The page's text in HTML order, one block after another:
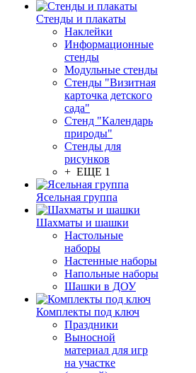
Стенды и плакаты
Наклейки
Информационные
стенды
Модульные стенды
Стенды "Визитная
карточка детского
сада"
Стенд "Календарь
природы"
Стенды для
рисунков
+ ЕЩЕ 1
Ясельная группа
Шахматы и шашки
Настольные
наборы
Настенные наборы
Напольные наборы
Шашки в ДОУ
Комплекты под ключ
Праздники
Выносной
материал для игр
на участке